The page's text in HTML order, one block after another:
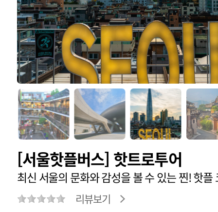
[서울핫플버스] 핫트로투어
최신 서울의 문화와 감성을 볼 수 있는 찐! 핫플
리뷰보기